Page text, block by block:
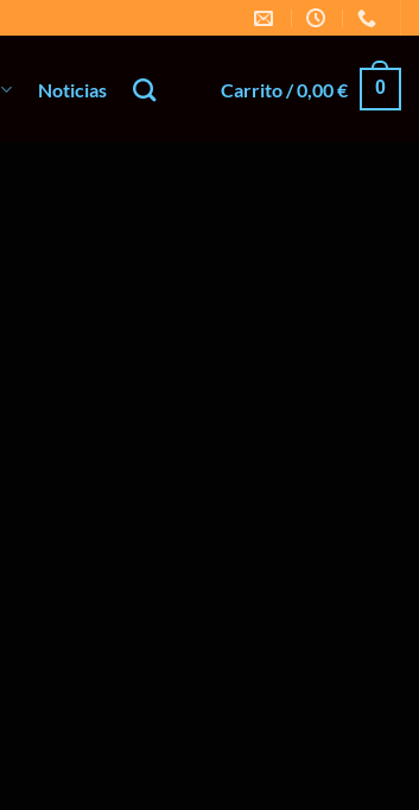
Noticias Carrito /0,00€ 0